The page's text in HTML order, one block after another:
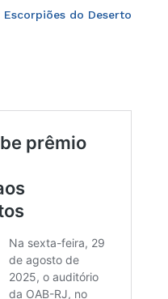
Escorpiões do Deserto